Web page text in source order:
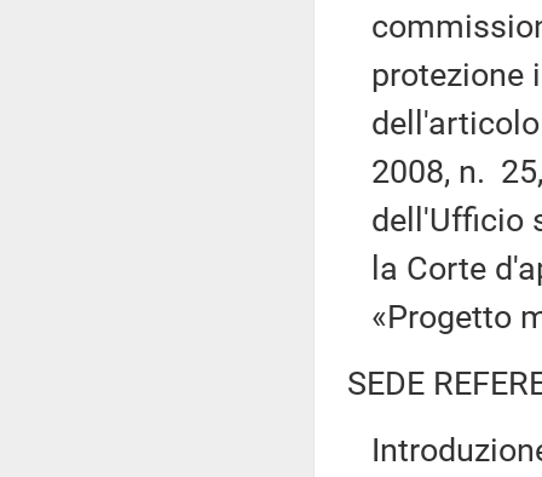
protezione
2008, n.
dell'Ufficio
la Corte
«Progetto
SEDE